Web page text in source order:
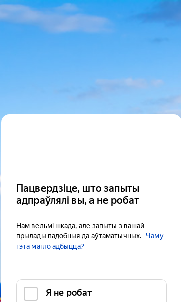
Пацвердзіце, што запыты
адпраўлялі вы, а не робат
Нам вельмі шкада, але запыты з вашай
прылады падобныя да аўтаматычных.
Чаму
гэта магло адбыцца?
Я не робат